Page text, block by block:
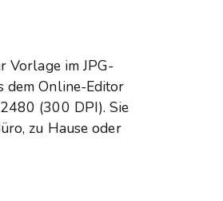
Vorlage im JPG-
dem Online-Editor
(300 DPI). Sie
zu Hause oder